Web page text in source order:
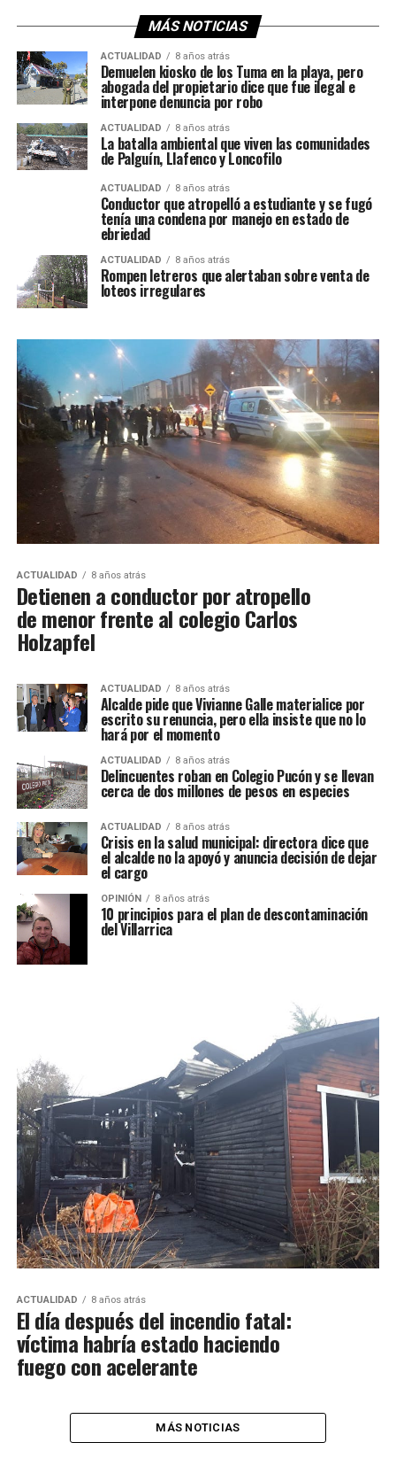
MÁS NOTICIAS
ACTUALIDAD 8 años atrás
Demuelen kiosko de los Tuma en la playa, pero
abogada del propietario dice que fue ilegal e
interpone denuncia por robo
ACTUALIDAD 8 años atrás
La batalla ambiental que viven las comunidades
de Palguín, Llafenco y Loncofilo
ACTUALIDAD 8 años atrás
Conductor que atropelló a estudiante y se fugó
tenía una condena por manejo en estado de
ebriedad
ACTUALIDAD 8 años atrás
Rompen letreros que alertaban sobre venta de
loteos irregulares
ACTUALIDAD 8 años atrás
Detienen a conductor por atropello
de menor frente al colegio Carlos
Holzapfel
ACTUALIDAD 8 años atrás
Alcalde pide que Vivianne Galle materialice por
escrito su renuncia, pero ella insiste que no lo
hará por el momento
ACTUALIDAD 8 años atrás
Delincuentes roban en Colegio Pucón y se llevan
cerca de dos millones de pesos en especies
ACTUALIDAD 8 años atrás
Crisis en la salud municipal: directora dice que
el alcalde no la apoyó y anuncia decisión de dejar
el cargo
OPINIÓN 8 años atrás
10 principios para el plan de descontaminación
del Villarrica
ACTUALIDAD 8 años atrás
El día después del incendio fatal:
víctima habría estado haciendo
fuego con acelerante
MÁS NOTICIAS